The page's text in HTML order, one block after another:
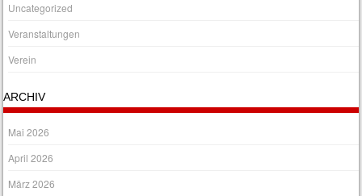
Uncategorized
Veranstaltungen
Verein
ARCHIV
Mai 2026
April 2026
März 2026